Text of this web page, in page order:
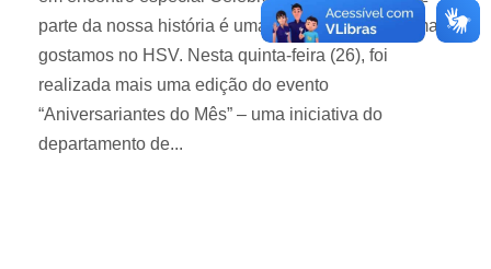
parte da nossa história é uma das tradições que mais
gostamos no HSV. Nesta quinta-feira (26), foi
realizada mais uma edição do evento
“Aniversariantes do Mês” – uma iniciativa do
departamento de...